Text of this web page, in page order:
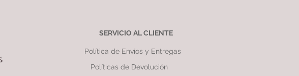
SERVICIO AL CLIENTE
Política de Envíos y Entregas
Políticas de Devolución